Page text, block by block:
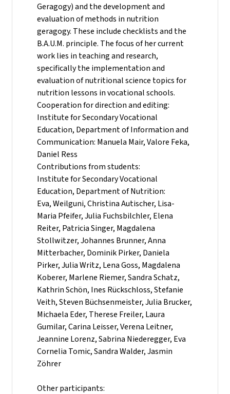
Geragogy) and the development and
evaluation of methods in nutrition
geragogy. These include checklists and the
B.A.U.M. principle. The focus of her current
work lies in teaching and research,
specifically the implementation and
evaluation of nutritional science topics for
nutrition lessons in vocational schools.
Cooperation for direction and editing:
Institute for Secondary Vocational
Education, Department of Information and
Communication: Manuela Mair, Valore Feka,
Daniel Ress
Contributions from students:
Institute for Secondary Vocational
Education, Department of Nutrition:
Eva, Weilguni, Christina Autischer, Lisa-
Maria Pfeifer, Julia Fuchsbilchler, Elena
Reiter, Patricia Singer, Magdalena
Stollwitzer, Johannes Brunner, Anna
Mitterbacher, Dominik Pirker, Daniela
Pirker, Julia Writz, Lena Goss, Magdalena
Koberer, Marlene Riemer, Sandra Schatz,
Kathrin Schön, Ines Rückschloss, Stefanie
Veith, Steven Büchsenmeister, Julia Brucker,
Michaela Eder, Therese Freiler, Laura
Gumilar, Carina Leisser, Verena Leitner,
Jeannine Lorenz, Sabrina Niederegger, Eva
Cornelia Tomic, Sandra Walder, Jasmin
Zöhrer
Other participants: